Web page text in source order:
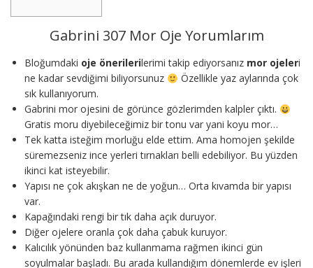
Gabrini 307 Mor Oje Yorumlarım
Bloğumdaki oje önerilerilerimi takip ediyorsanız mor ojeleri
ne kadar sevdiğimi biliyorsunuz
Özellikle yaz aylarında çok
sık kullanıyorum.
Gabrini mor ojesini de görünce gözlerimden kalpler çıktı.
Gratis moru diyebileceğimiz bir tonu var yani koyu mor…
Tek katta isteğim morluğu elde ettim. Ama homojen şekilde
süremezseniz ince yerleri tırnakları belli edebiliyor. Bu yüzden
ikinci kat isteyebilir.
Yapısı ne çok akışkan ne de yoğun… Orta kıvamda bir yapısı
var.
Kapağındaki rengi bir tık daha açık duruyor.
Diğer ojelere oranla çok daha çabuk kuruyor.
Kalıcılık yönünden baz kullanmama rağmen ikinci gün
soyulmalar başladı. Bu arada kullandığım dönemlerde ev işleri